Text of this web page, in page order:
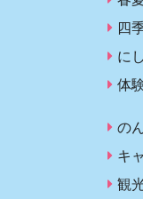
四
に
体
の
キ
観